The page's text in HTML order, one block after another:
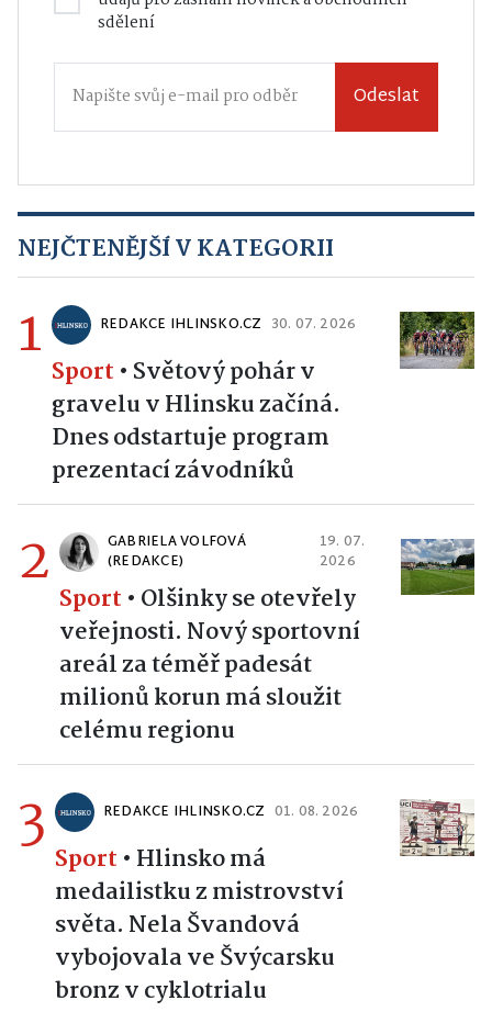
sdělení
Odeslat
NEJČTENĚJŠÍ V KATEGORII
1 REDAKCE IHLINSKO.CZ 30. 07. 2026
Sport • Světový pohár v
gravelu v Hlinsku začíná.
Dnes odstartuje program
prezentací závodníků
2
GABRIELA VOLFOVÁ
(REDAKCE)
19. 07.
2026
Sport • Olšinky se otevřely
veřejnosti. Nový sportovní
areál za téměř padesát
milionů korun má sloužit
celému regionu
3 REDAKCE IHLINSKO.CZ 01. 08. 2026
Sport • Hlinsko má
medailistku z mistrovství
světa. Nela Švandová
vybojovala ve Švýcarsku
bronz v cyklotrialu